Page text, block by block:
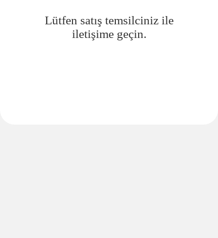
Lütfen satış temsilciniz ile
iletişime geçin.